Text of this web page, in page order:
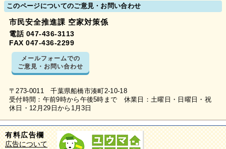
このページについてのご意見・お問い合わせ
市民安全推進課 空家対策係
電話 047-436-3113
FAX 047-436-2299
メールフォームでの
ご意見・お問い合わせ
〒273-0011 千葉県船橋市湊町2-10-18
受付時間：午前9時から午後5時まで 休業日：土曜日・日曜日・祝
休日・12月29日から1月3日
有料広告欄
広告について